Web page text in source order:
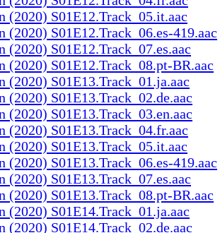
(2020) S01E12.Track_05.it.aac
(2020) S01E12.Track_06.es-419.aac
(2020) S01E12.Track_07.es.aac
(2020) S01E12.Track_08.pt-BR.aac
(2020) S01E13.Track_01.ja.aac
(2020) S01E13.Track_02.de.aac
(2020) S01E13.Track_03.en.aac
(2020) S01E13.Track_04.fr.aac
(2020) S01E13.Track_05.it.aac
(2020) S01E13.Track_06.es-419.aac
(2020) S01E13.Track_07.es.aac
(2020) S01E13.Track_08.pt-BR.aac
(2020) S01E14.Track_01.ja.aac
(2020) S01E14.Track_02.de.aac